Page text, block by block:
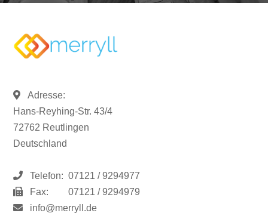
Adresse:
Hans-Reyhing-Str. 43/4
72762 Reutlingen
Deutschland
Telefon: 07121 / 9294977
Fax:
07121 / 9294979
info@merryll.de